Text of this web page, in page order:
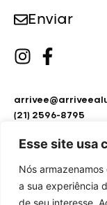
Esse site usa
Nós
a sua experiência
de seu interesse.
Enviar
(21) 2596-8795